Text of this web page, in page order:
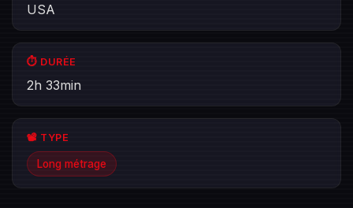
USA
⏱️ DURÉE
2h 33min
📽️ TYPE
Long métrage